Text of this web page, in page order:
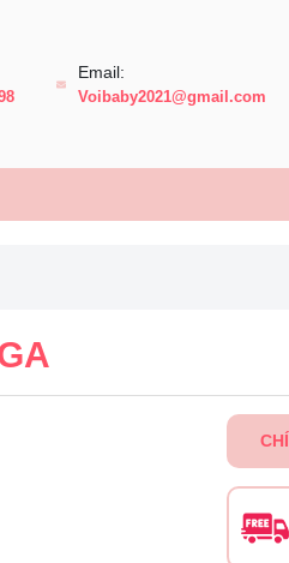
Email:
Voibaby2021@gmail.com